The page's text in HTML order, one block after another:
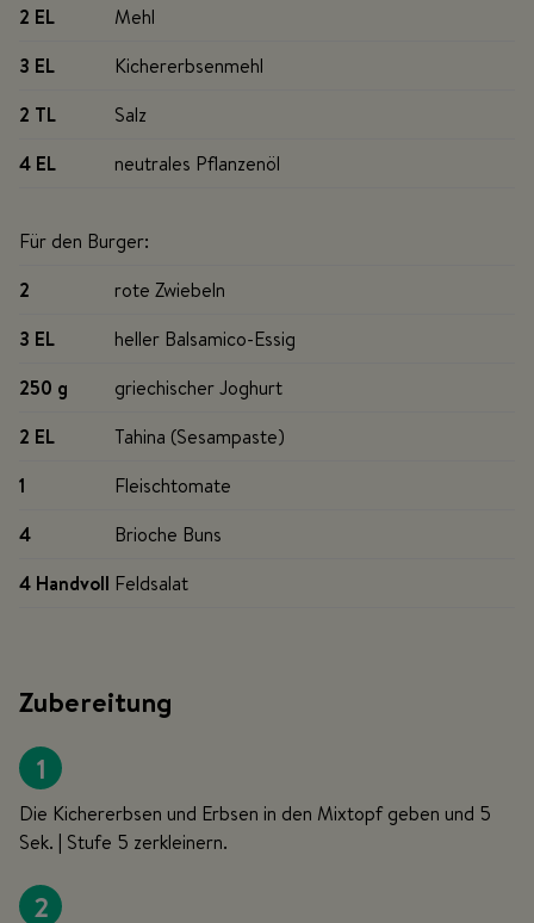
2 EL
Mehl
3 EL
Kichererbsenmehl
2 TL
Salz
4 EL
neutrales Pflanzenöl
Für den Burger:
2
rote Zwiebeln
3 EL
heller Balsamico-Essig
250 g
griechischer Joghurt
2 EL
Tahina (Sesampaste)
1
Fleischtomate
4
Brioche Buns
4 Handvoll Feldsalat
Zubereitung
1
Die Kichererbsen und Erbsen in den Mixtopf geben und 5
Sek. | Stufe 5 zerkleinern.
2